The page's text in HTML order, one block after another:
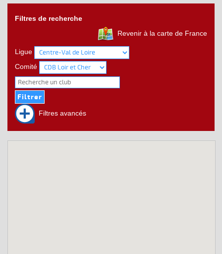
Filtres de recherche
Revenir à la carte de France
Ligue
Comité
Filtres avancés